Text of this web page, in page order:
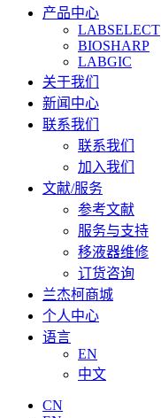
产品中心
LABSELECT
BIOSHARP
LABGIC
关于我们
新闻中心
联系我们
联系我们
加入我们
文献/服务
参考文献
服务与支持
移液器维修
订货咨询
兰杰柯商城
个人中心
语言
EN
中文
CN